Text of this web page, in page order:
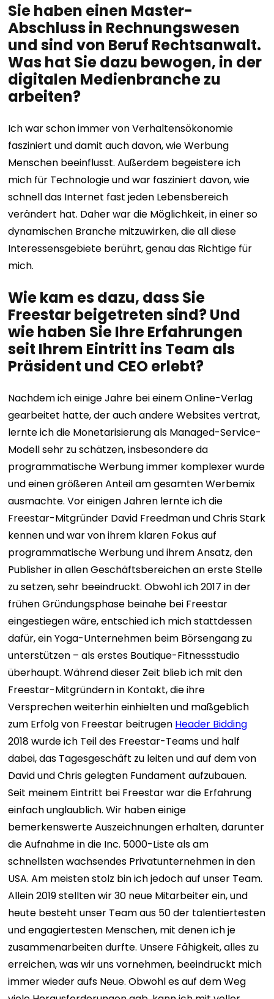
Sie haben einen Master-
Abschluss in Rechnungswesen
und sind von Beruf Rechtsanwalt.
Was hat Sie dazu bewogen, in der
digitalen Medienbranche zu
arbeiten?
Ich war schon immer von Verhaltensökonomie
fasziniert und damit auch davon, wie Werbung
Menschen beeinflusst. Außerdem begeistere ich
mich für Technologie und war fasziniert davon, wie
schnell das Internet fast jeden Lebensbereich
verändert hat. Daher war die Möglichkeit, in einer so
dynamischen Branche mitzuwirken, die all diese
Interessensgebiete berührt, genau das Richtige für
mich.
Wie kam es dazu, dass Sie
Freestar beigetreten sind? Und
wie haben Sie Ihre Erfahrungen
seit Ihrem Eintritt ins Team als
Präsident und CEO erlebt?
Nachdem ich einige Jahre bei einem Online-Verlag
gearbeitet hatte, der auch andere Websites vertrat,
lernte ich die Monetarisierung als Managed-Service-
Modell sehr zu schätzen, insbesondere da
programmatische Werbung immer komplexer wurde
und einen größeren Anteil am gesamten Werbemix
ausmachte. Vor einigen Jahren lernte ich die
Freestar-Mitgründer David Freedman und Chris Stark
kennen und war von ihrem klaren Fokus auf
programmatische Werbung und ihrem Ansatz, den
Publisher in allen Geschäftsbereichen an erste Stelle
zu setzen, sehr beeindruckt. Obwohl ich 2017 in der
frühen Gründungsphase beinahe bei Freestar
eingestiegen wäre, entschied ich mich stattdessen
dafür, ein Yoga-Unternehmen beim Börsengang zu
unterstützen – als erstes Boutique-Fitnessstudio
überhaupt. Während dieser Zeit blieb ich mit den
Freestar-Mitgründern in Kontakt, die ihre
Versprechen weiterhin einhielten und maßgeblich
zum Erfolg von Freestar beitrugen Header Bidding
2018 wurde ich Teil des Freestar-Teams und half
dabei, das Tagesgeschäft zu leiten und auf dem von
David und Chris gelegten Fundament aufzubauen.
Seit meinem Eintritt bei Freestar war die Erfahrung
einfach unglaublich. Wir haben einige
bemerkenswerte Auszeichnungen erhalten, darunter
die Aufnahme in die Inc. 5000-Liste als am
schnellsten wachsendes Privatunternehmen in den
USA. Am meisten stolz bin ich jedoch auf unser Team.
Allein 2019 stellten wir 30 neue Mitarbeiter ein, und
heute besteht unser Team aus 50 der talentiertesten
und engagiertesten Menschen, mit denen ich je
zusammenarbeiten durfte. Unsere Fähigkeit, alles zu
erreichen, was wir uns vornehmen, beeindruckt mich
immer wieder aufs Neue. Obwohl es auf dem Weg